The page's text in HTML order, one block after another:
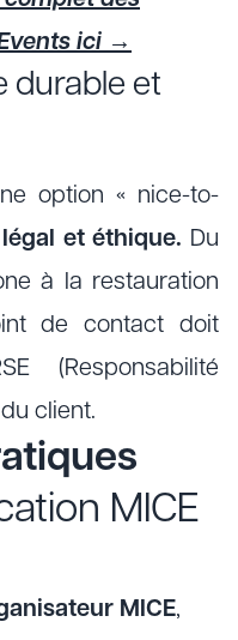
ici →
durable et
option « nice-to-
et éthique. Du
à la restauration
de contact doit
(Responsabilité
client.
MICE
MICE,